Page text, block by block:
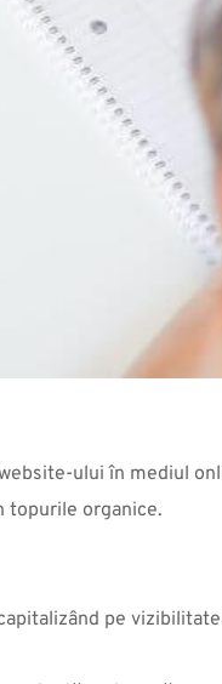
ului în mediul
topurile organice.
pe